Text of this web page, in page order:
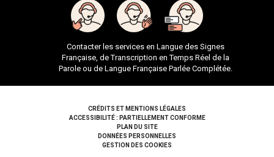
Contacter les services en Langue des Signes
Française, de Transcription en Temps Réel de la
Parole ou de Langue Française Parlée Complétée.
Pied de pageCRÉDITS ET MENTIONS LÉGALES
ACCESSIBILITÉ : PARTIELLEMENT CONFORME
PLAN DU SITE
DONNÉES PERSONNELLES
GESTION DES COOKIES